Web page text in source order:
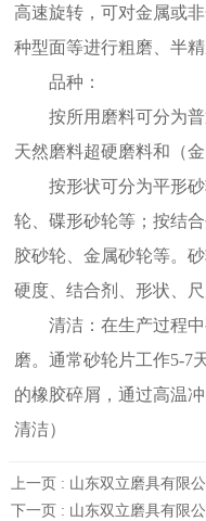
高速旋转，可对金属或
种型面等进行粗磨、半
品种：
按所用磨料可分为
天然磨料超硬磨料和（
按形状可分为平形
轮、碟形砂轮等；按结
胶砂轮、金属砂轮等。
硬度、结合剂、形状、尺
清洁：在生产过程
磨。通常砂轮片工作5-7
的橡胶碎屑，通过高温
清洁）
上一页 : 山东双立磨具有限
下一页 : 山东双立磨具有限